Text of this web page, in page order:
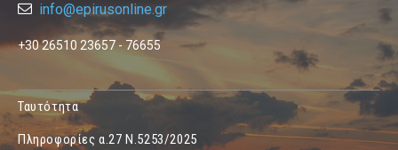
info@epirusonline.gr
+30 26510 23657 - 76655
Ταυτότητα
Πληροφορίες α.27 Ν.5253/2025